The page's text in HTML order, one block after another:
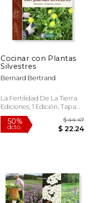
Cocinar con Plantas
Silvestres
Bernard Bertrand
La Fertilidad De La Tierra
Ediciones, 1 Edición, Tapa
Blanda, Nuevo